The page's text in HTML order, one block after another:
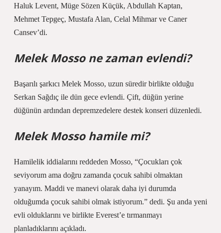
Haluk Levent, Müge Sözen Küçük, Abdullah Kaptan,
Mehmet Tepgeç, Mustafa Alan, Celal Mihmar ve Caner
Cansev’di.
Melek Mosso ne zaman evlendi?
Başarılı şarkıcı Melek Mosso, uzun süredir birlikte olduğu
Serkan Sağdıç ile dün gece evlendi. Çift, düğün yerine
düğünün ardından depremzedelere destek konseri düzenledi.
Melek Mosso hamile mi?
Hamilelik iddialarını reddeden Mosso, “Çocukları çok
seviyorum ama doğru zamanda çocuk sahibi olmaktan
yanayım. Maddi ve manevi olarak daha iyi durumda
olduğumda çocuk sahibi olmak istiyorum.” dedi. Şu anda yeni
evli olduklarını ve birlikte Everest’e tırmanmayı
planladıklarını açıkladı.